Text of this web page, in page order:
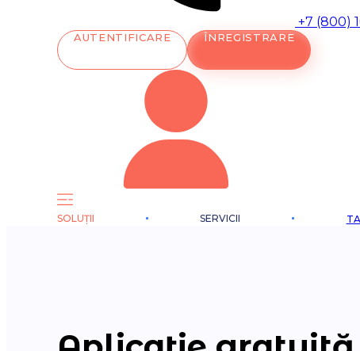
+7 (800)
AUTENTIFICARE ÎNREGISTRARE
SOLUȚII SERVICII